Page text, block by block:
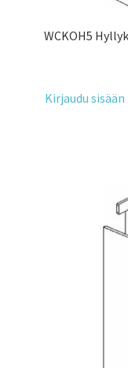
WCKOH5
Kirjaudu